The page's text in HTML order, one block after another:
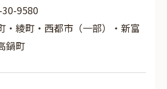
9580
・綾町・西都市（一部）・新富
鍋町